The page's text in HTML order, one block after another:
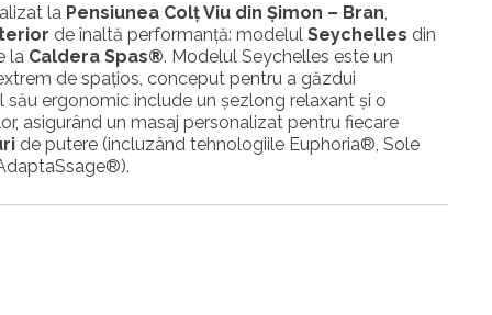
la Pensiunea Colț Viu din Șimon – Bran,
de înaltă performanță: modelul Seychelles din
la Caldera Spas®. Modelul Seychelles este un
de spațios, conceput pentru a găzdui
său ergonomic include un șezlong relaxant și o
asigurând un masaj personalizat pentru fiecare
de putere (incluzând tehnologiile Euphoria®, Sole